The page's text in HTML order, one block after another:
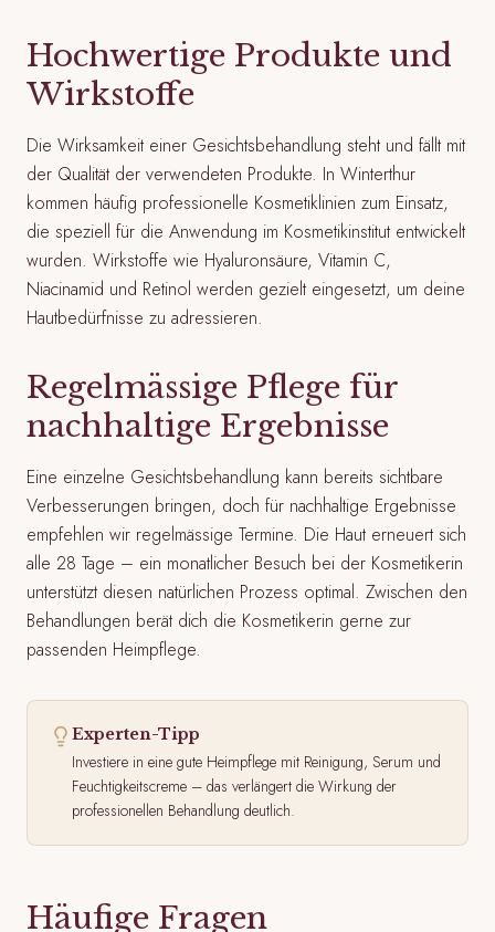
Hochwertige Produkte und
Wirkstoffe
Die Wirksamkeit einer Gesichtsbehandlung steht und fällt mit
der Qualität der verwendeten Produkte. In Winterthur
kommen häufig professionelle Kosmetiklinien zum Einsatz,
die speziell für die Anwendung im Kosmetikinstitut entwickelt
wurden. Wirkstoffe wie Hyaluronsäure, Vitamin C,
Niacinamid und Retinol werden gezielt eingesetzt, um deine
Hautbedürfnisse zu adressieren.
Regelmässige Pflege für
nachhaltige Ergebnisse
Eine einzelne Gesichtsbehandlung kann bereits sichtbare
Verbesserungen bringen, doch für nachhaltige Ergebnisse
empfehlen wir regelmässige Termine. Die Haut erneuert sich
alle 28 Tage – ein monatlicher Besuch bei der Kosmetikerin
unterstützt diesen natürlichen Prozess optimal. Zwischen den
Behandlungen berät dich die Kosmetikerin gerne zur
passenden Heimpflege.
Experten-Tipp
Investiere in eine gute Heimpflege mit Reinigung, Serum und
Feuchtigkeitscreme – das verlängert die Wirkung der
professionellen Behandlung deutlich.
Häufige Fragen